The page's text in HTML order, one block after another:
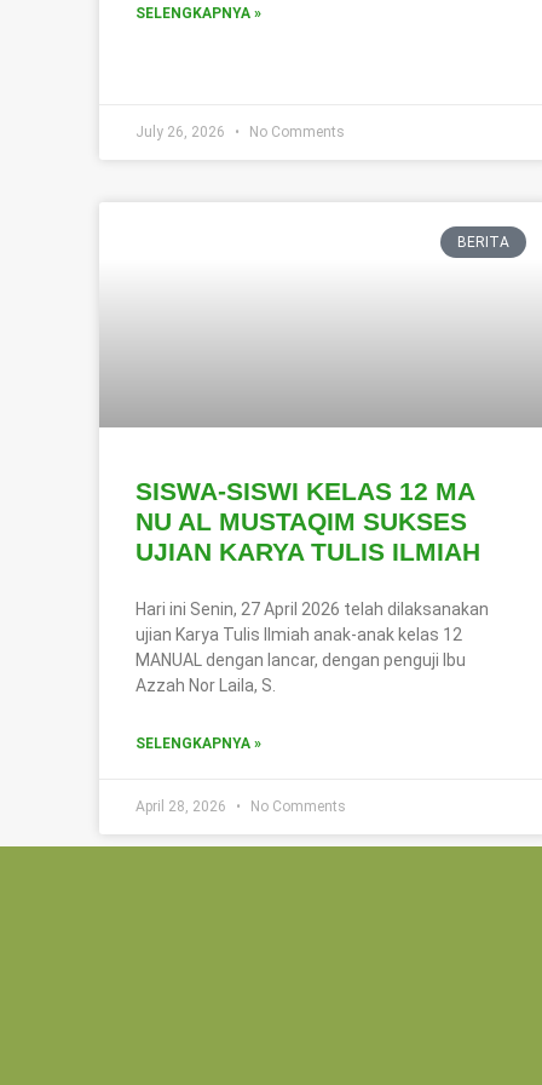
SELENGKAPNYA »
July 26, 2026 No Comments
BERITA
SISWA-SISWI KELAS 12 MA
NU AL MUSTAQIM SUKSES
UJIAN KARYA TULIS ILMIAH
Hari ini Senin, 27 April 2026 telah dilaksanakan
ujian Karya Tulis Ilmiah anak-anak kelas 12
MANUAL dengan lancar, dengan penguji Ibu
Azzah Nor Laila, S.
SELENGKAPNYA »
April 28, 2026 No Comments